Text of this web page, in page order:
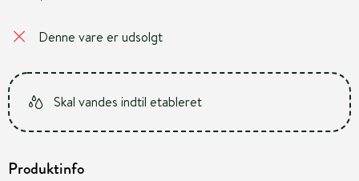
Denne vare er udsolgt
Skal vandes indtil etableret
Produktinfo